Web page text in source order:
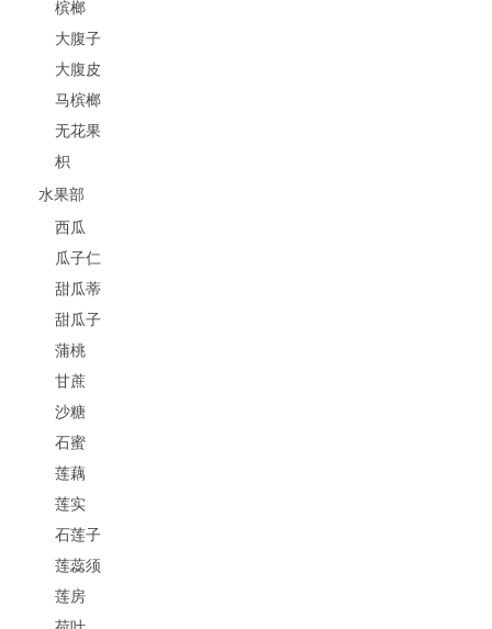
槟榔
大腹子
大腹皮
马槟榔
无花果
枳
水果部
西瓜
瓜子仁
甜瓜蒂
甜瓜子
蒲桃
甘蔗
沙糖
石蜜
莲藕
莲实
石莲子
莲蕊须
莲房